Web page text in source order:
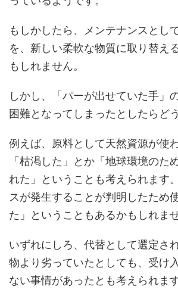
もしかしたら、メンテナンスとし
を、新しい柔軟な物質に取り替え
もしれません。
しかし、「パーが出せていた手」
困難となってしまったとしたらど
例えば、原料として天然資源が使
「枯渇した」とか「地球環境のた
れた」ということも考えられます
スが発生することが判明したため
た」ということもあるかもしれませ
いずれにしろ、代替として選定さ
物より劣っていたとしても、受け
ない事情があったとも考えられます